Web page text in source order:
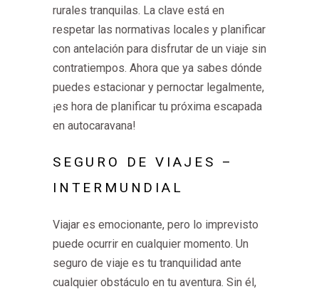
rurales tranquilas. La clave está en
respetar las normativas locales y planificar
con antelación para disfrutar de un viaje sin
contratiempos. Ahora que ya sabes dónde
puedes estacionar y pernoctar legalmente,
¡es hora de planificar tu próxima escapada
en autocaravana!
SEGURO DE VIAJES –
INTERMUNDIAL
Viajar es emocionante, pero lo imprevisto
puede ocurrir en cualquier momento. Un
seguro de viaje es tu tranquilidad ante
cualquier obstáculo en tu aventura. Sin él,